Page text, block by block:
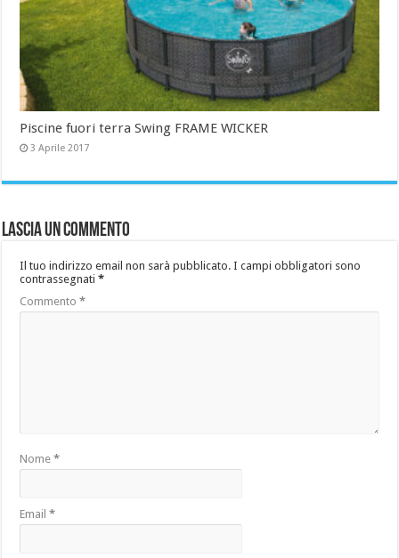
Piscine fuori terra Swing FRAME WICKER
3 Aprile 2017
Lascia un commento
Il tuo indirizzo email non sarà pubblicato. I campi obbligatori sono
contrassegnati*
Commento*
Nome*
Email*